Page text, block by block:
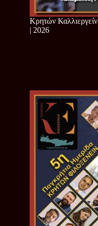
Κρητών Καλλιεργείν
| 2026